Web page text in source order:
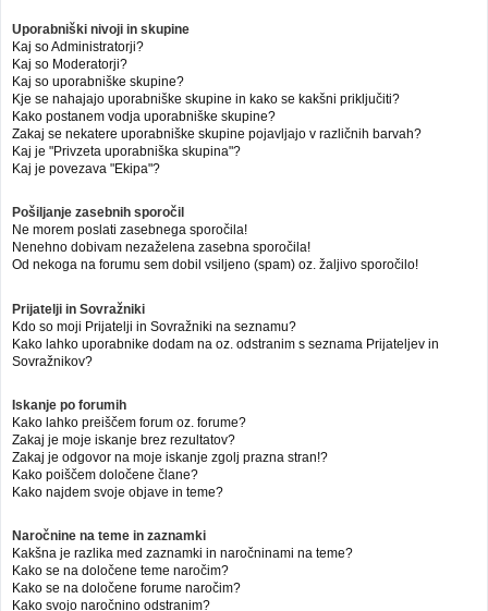
Uporabniški nivoji in skupine
Kaj so Administratorji?
Kaj so Moderatorji?
Kaj so uporabniške skupine?
Kje se nahajajo uporabniške skupine in kako se kakšni priključiti?
Kako postanem vodja uporabniške skupine?
Zakaj se nekatere uporabniške skupine pojavljajo v različnih barvah?
Kaj je "Privzeta uporabniška skupina"?
Kaj je povezava "Ekipa"?
Pošiljanje zasebnih sporočil
Ne morem poslati zasebnega sporočila!
Nenehno dobivam nezaželena zasebna sporočila!
Od nekoga na forumu sem dobil vsiljeno (spam) oz. žaljivo sporočilo!
Prijatelji in Sovražniki
Kdo so moji Prijatelji in Sovražniki na seznamu?
Kako lahko uporabnike dodam na oz. odstranim s seznama Prijateljev in
Sovražnikov?
Iskanje po forumih
Kako lahko preiščem forum oz. forume?
Zakaj je moje iskanje brez rezultatov?
Zakaj je odgovor na moje iskanje zgolj prazna stran!?
Kako poiščem določene člane?
Kako najdem svoje objave in teme?
Naročnine na teme in zaznamki
Kakšna je razlika med zaznamki in naročninami na teme?
Kako se na določene teme naročim?
Kako se na določene forume naročim?
Kako svojo naročnino odstranim?